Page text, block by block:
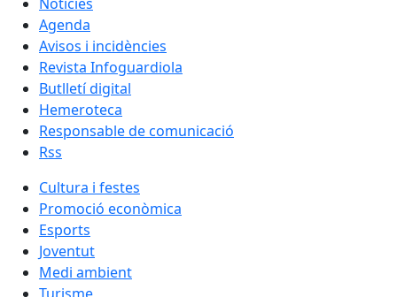
Agenda
Avisos i incidències
Revista Infoguardiola
Butlletí digital
Hemeroteca
Responsable de comunicació
Rss
Cultura i festes
Promoció econòmica
Esports
Joventut
Medi ambient